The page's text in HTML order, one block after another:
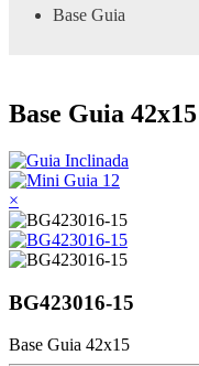
Base Guia
Base Guia 42x15
×
BG423016-15
Base Guia 42x15